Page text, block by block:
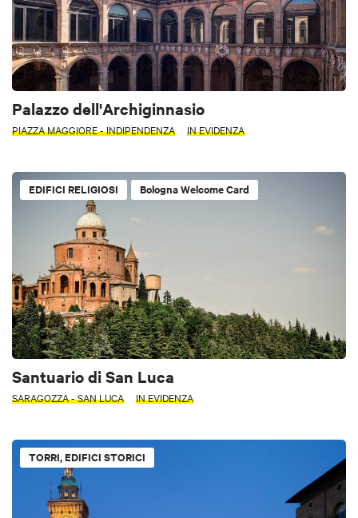
Palazzo dell'Archiginnasio
PIAZZA MAGGIORE - INDIPENDENZA IN EVIDENZA
EDIFICI RELIGIOSI Bologna Welcome Card
Santuario di San Luca
SARAGOZZA - SAN LUCA IN EVIDENZA
TORRI, EDIFICI STORICI